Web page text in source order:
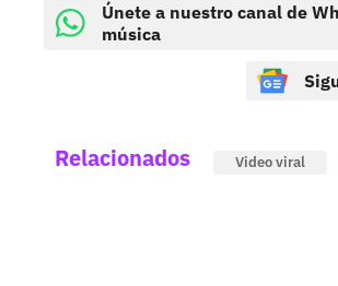
Únete a nuestro canal de
música
Relacionados Video viral